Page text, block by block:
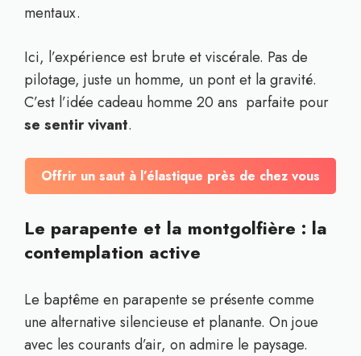
mentaux.
Ici, l’expérience est brute et viscérale. Pas de
pilotage, juste un homme, un pont et la gravité.
C’est l’idée cadeau homme 20 ans parfaite pour
se sentir vivant.
Offrir un saut à l’élastique près de chez vous
Le parapente et la montgolfière : la
contemplation active
Le baptême en parapente se présente comme
une alternative silencieuse et planante. On joue
avec les courants d’air, on admire le paysage.